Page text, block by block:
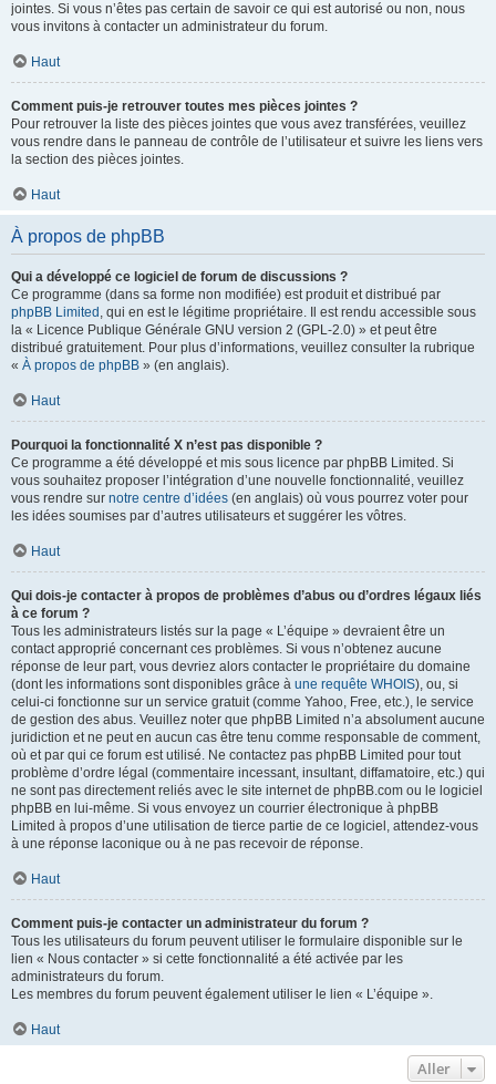
jointes. Si vous n’êtes pas certain de savoir ce qui est autorisé ou non, nous
vous invitons à contacter un administrateur du forum.
Haut
Comment puis-je retrouver toutes mes pièces jointes ?
Pour retrouver la liste des pièces jointes que vous avez transférées, veuillez
vous rendre dans le panneau de contrôle de l’utilisateur et suivre les liens vers
la section des pièces jointes.
Haut
À propos de phpBB
Qui a développé ce logiciel de forum de discussions ?
Ce programme (dans sa forme non modifiée) est produit et distribué par
phpBB Limited , qui en est le légitime propriétaire. Il est rendu accessible sous
la « Licence Publique Générale GNU version 2 (GPL-2.0) » et peut être
distribué gratuitement. Pour plus d’informations, veuillez consulter la rubrique
« À propos de phpBB » (en anglais).
Haut
Pourquoi la fonctionnalité X n’est pas disponible ?
Ce programme a été développé et mis sous licence par phpBB Limited. Si
vous souhaitez proposer l’intégration d’une nouvelle fonctionnalité, veuillez
vous rendre sur notre centre d’idées (en anglais) où vous pourrez voter pour
les idées soumises par d’autres utilisateurs et suggérer les vôtres.
Haut
Qui dois-je contacter à propos de problèmes d’abus ou d’ordres légaux liés
à ce forum ?
Tous les administrateurs listés sur la page « L’équipe » devraient être un
contact approprié concernant ces problèmes. Si vous n’obtenez aucune
réponse de leur part, vous devriez alors contacter le propriétaire du domaine
(dont les informations sont disponibles grâce à une requête WHOIS), ou, si
celui-ci fonctionne sur un service gratuit (comme Yahoo, Free, etc.), le service
de gestion des abus. Veuillez noter que phpBB Limited n’a absolument aucune
juridiction et ne peut en aucun cas être tenu comme responsable de comment,
où et par qui ce forum est utilisé. Ne contactez pas phpBB Limited pour tout
problème d’ordre légal (commentaire incessant, insultant, diffamatoire, etc.) qui
ne sont pas directement reliés avec le site internet de phpBB.com ou le logiciel
phpBB en lui-même. Si vous envoyez un courrier électronique à phpBB
Limited à propos d’une utilisation de tierce partie de ce logiciel, attendez-vous
à une réponse laconique ou à ne pas recevoir de réponse.
Haut
Comment puis-je contacter un administrateur du forum ?
Tous les utilisateurs du forum peuvent utiliser le formulaire disponible sur le
lien « Nous contacter » si cette fonctionnalité a été activée par les
administrateurs du forum.
Les membres du forum peuvent également utiliser le lien « L’équipe ».
Haut
Aller